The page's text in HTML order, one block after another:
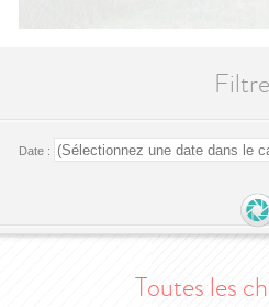
Date :
Toutes les